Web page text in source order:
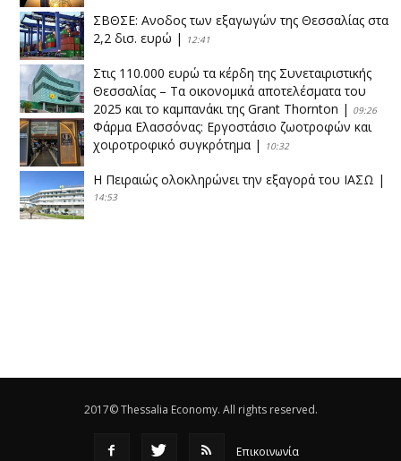
ΣΒΘΣΕ: Aνοδος των εξαγωγών της Θεσσαλίας στα
2,2 δισ. ευρώ | 12:41
Στις 110.000 ευρώ τα κέρδη της Συνεταιριστικής
Θεσσαλίας – Τα οικονομικά αποτελέσματα του
2025 και το καμπανάκι της Grant Thornton | 09:26
Φάρμα Ελασσόνας: Εργοστάσιο ζωοτροφών και
χοιροτροφικό συγκρότημα | 10:32
Η Πειραιώς ολοκληρώνει την εξαγορά του ΙΑΣΩ |
14:53
2017© Thessalia Economy. All rights reserved.
Επικοινωνία